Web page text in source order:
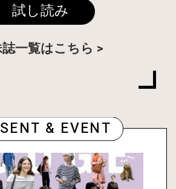
試し読み
一覧はこちら
& EVENT